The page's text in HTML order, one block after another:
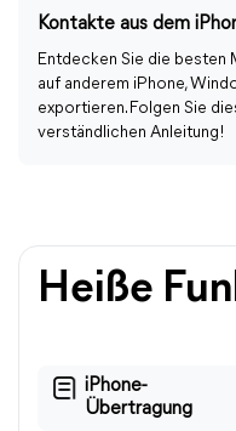
Entdecken Sie die besten
auf anderem iPhone,
exportieren. Folgen Sie
verständlichen Anleitung!
Heiße
iPhone-
Übertragung